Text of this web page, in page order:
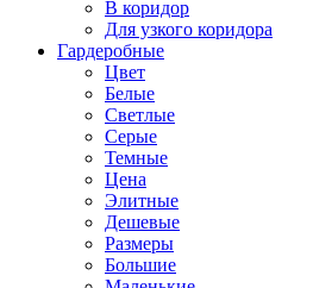
В коридор
Для узкого коридора
Гардеробные
Цвет
Белые
Светлые
Серые
Темные
Цена
Элитные
Дешевые
Размеры
Большие